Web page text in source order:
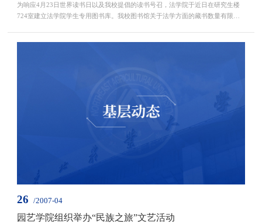
为响应4月23日世界读书日以及我校提倡的读书号召，法学院于近日在研究生楼
724室建立法学院学生专用图书库。我校图书馆关于法学方面的藏书数量有限，
26 /2007-04
园艺学院组织举办“民族之旅”文艺活动